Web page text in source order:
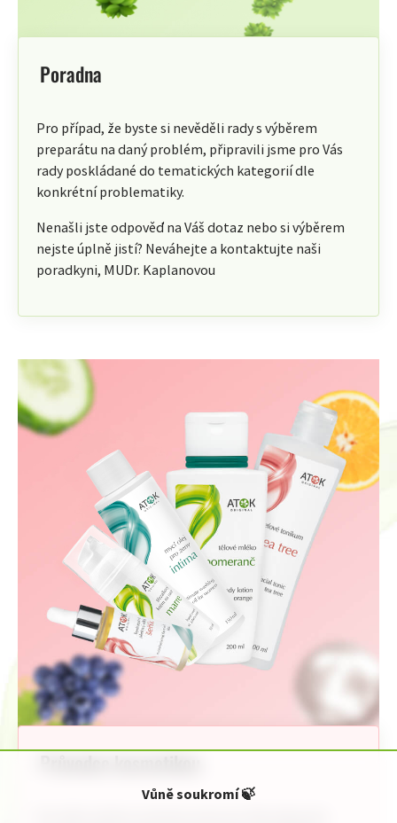
Vůně soukromí🍃
Poradna
Pro případ, že byste si nevěděli rady s výběrem
preparátu na daný problém, připravili jsme pro Vás
rady poskládané do tematických kategorií dle
konkrétní problematiky.
Nenašli jste odpověď na Váš dotaz nebo si výběrem
nejste úplně jistí? Neváhejte a kontaktujte naši
poradkyni, MUDr. Kaplanovou